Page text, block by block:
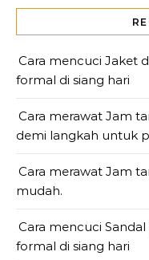
Cara mencuci Jaket
formal di siang hari
Cara merawat Jam
demi langkah untuk
Cara merawat Jam
mudah.
Cara mencuci
formal di siang hari